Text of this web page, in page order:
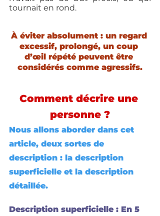
tournait en rond.
À éviter absolument : un regard
excessif, prolongé, un coup
d’œil répété peuvent être
considérés comme agressifs.
Comment décrire une
personne ?
Nous allons aborder dans cet
article, deux sortes de
description : la description
superficielle et la description
détaillée.
Description superficielle : En 5